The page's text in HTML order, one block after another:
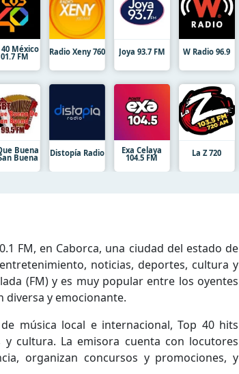
40 México
FM Radio Xeny 760 Joya 93.7 FM W Radio 96.9
Buena
Buena Distopía Radio Exa Celaya
104.5 FM La Z 720
FM, en Caborca, una ciudad del estado de
noticias, deportes, cultura y
(FM) y es muy popular entre los oyentes
diversa y emocionante.
música local e internacional, Top 40 hits
cultura. La emisora cuenta con locutores
organizan concursos y promociones, y